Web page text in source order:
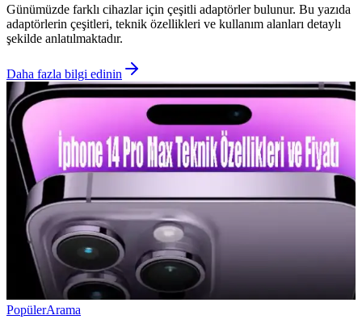
Günümüzde farklı cihazlar için çeşitli adaptörler bulunur. Bu yazıda
adaptörlerin çeşitleri, teknik özellikleri ve kullanım alanları detaylı
şekilde anlatılmaktadır.
Daha fazla bilgi edinin
PopülerArama